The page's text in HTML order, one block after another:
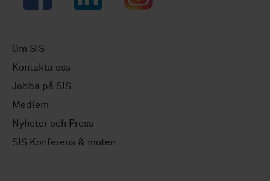
Om SIS
Kontakta oss
Jobba på SIS
Medlem
Nyheter och Press
SIS Konferens & möten